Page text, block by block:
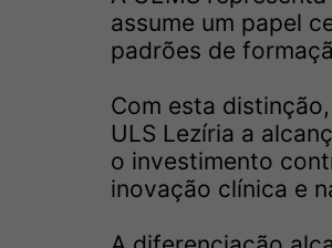
assume um papel
padrões de
Com esta
ULS Lezíria a
o investimento
inovação clínica e